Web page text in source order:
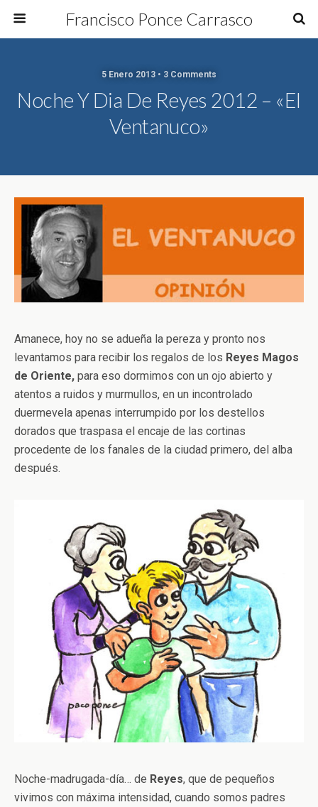
Francisco Ponce Carrasco
5 Enero 2013 • 3 Comments
Noche Y Dia De Reyes 2012 – «El
Ventanuco»
Amanece, hoy no se adueña la pereza y pronto nos
levantamos para recibir los regalos de los Reyes Magos
de Oriente, para eso dormimos con un ojo abierto y
atentos a ruidos y murmullos, en un incontrolado
duermevela apenas interrumpido por los destellos
dorados que traspasa el encaje de las cortinas
procedente de los fanales de la ciudad primero, del alba
después.
Noche-madrugada-día… de Reyes, que de pequeños
vivimos con máxima intensidad, cuando somos padres